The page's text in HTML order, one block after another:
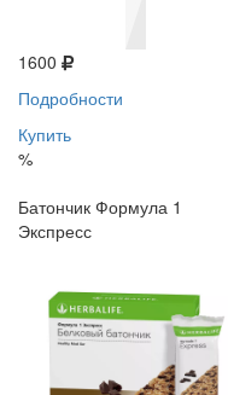
1600
Подробности
Купить
%
Батончик Формула 1
Экспресс